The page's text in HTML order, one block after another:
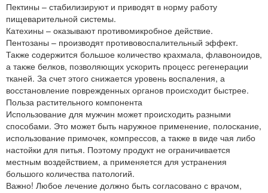
Пектины – стабилизируют и приводят в норму работу
пищеварительной системы.
Катехины – оказывают противомикробное действие.
Пентозаны – производят противовоспалительный эффект.
Также содержится большое количество крахмала, флавоноидов,
а также белков, позволяющих ускорить процесс регенерации
тканей. За счет этого снижается уровень воспаления, а
восстановление поврежденных органов происходит быстрее.
Польза растительного компонента
Использование для мужчин может происходить разными
способами. Это может быть наружное применение, полоскание,
использование примочек, компрессов, а также в виде чая либо
настойки для питья. Поэтому продукт не ограничивается
местным воздействием, а применяется для устранения
большого количества патологий.
Важно! Любое лечение должно быть согласовано с врачом,